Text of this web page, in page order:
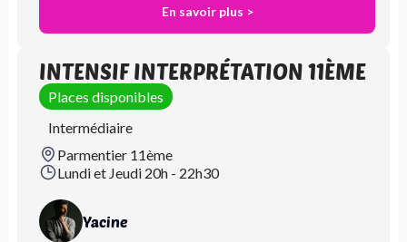
En savoir plus >
INTENSIF INTERPRÉTATION 11ÈME
Places disponibles
Intermédiaire
Parmentier 11ème
Lundi et Jeudi 20h - 22h30
Yacine